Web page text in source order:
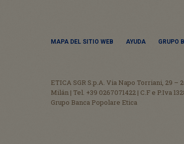
MAPA DEL SITIO WEB AYUDA GRUPO
ETICA SGR S.p.A. Via Napo Torriani, 29 –
Milán | Tel. +39 0267071422 | C.F e P.Iva
Grupo Banca Popolare Etica